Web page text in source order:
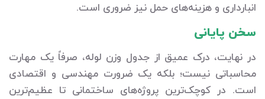
انبارداری و هزینه‌های حمل نیز ضروری است.
سخن پایانی
در نهایت، درک عمیق از جدول وزن لوله، صرفاً یک مهارت
محاسباتی نیست؛ بلکه یک ضرورت مهندسی و اقتصادی
است. در کوچک‌ترین پروژه‌های ساختمانی تا عظیم‌ترین